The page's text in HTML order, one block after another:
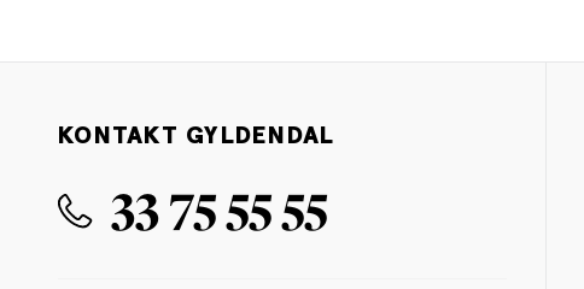
KONTAKT GYLDENDAL
33 75 55 55